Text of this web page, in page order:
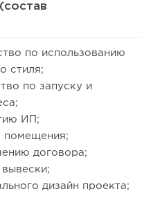
по использованию
стиля;
по запуску и
ИП;
помещения;
договора;
дизайн проекта;